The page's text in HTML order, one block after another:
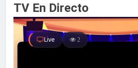
TV En Directo